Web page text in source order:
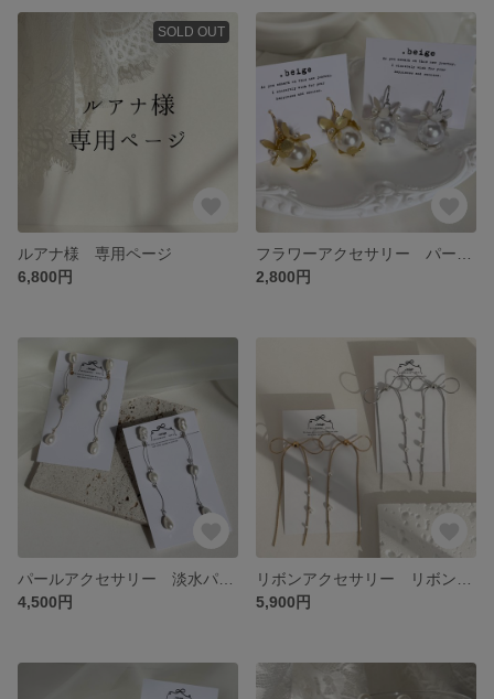
SOLD OUT
ルアナ様 専用ページ
6,800円
2,800円
4,500円
5,900円